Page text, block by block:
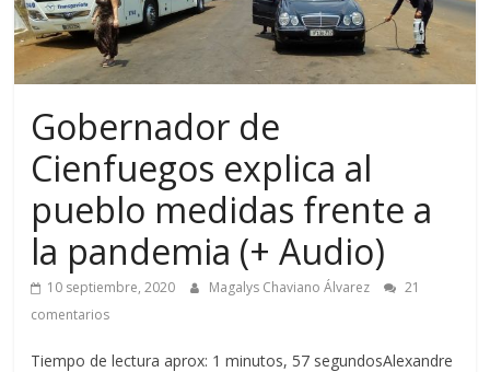
Gobernador de
Cienfuegos explica al
pueblo medidas frente a
la pandemia (+ Audio)
10 septiembre, 2020 Magalys Chaviano Álvarez
21
comentarios
Tiempo de lectura aprox: 1 minutos, 57 segundosAlexandre